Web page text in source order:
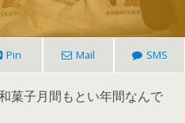
Pin Mail SMS
菓子月間もとい年間なんで